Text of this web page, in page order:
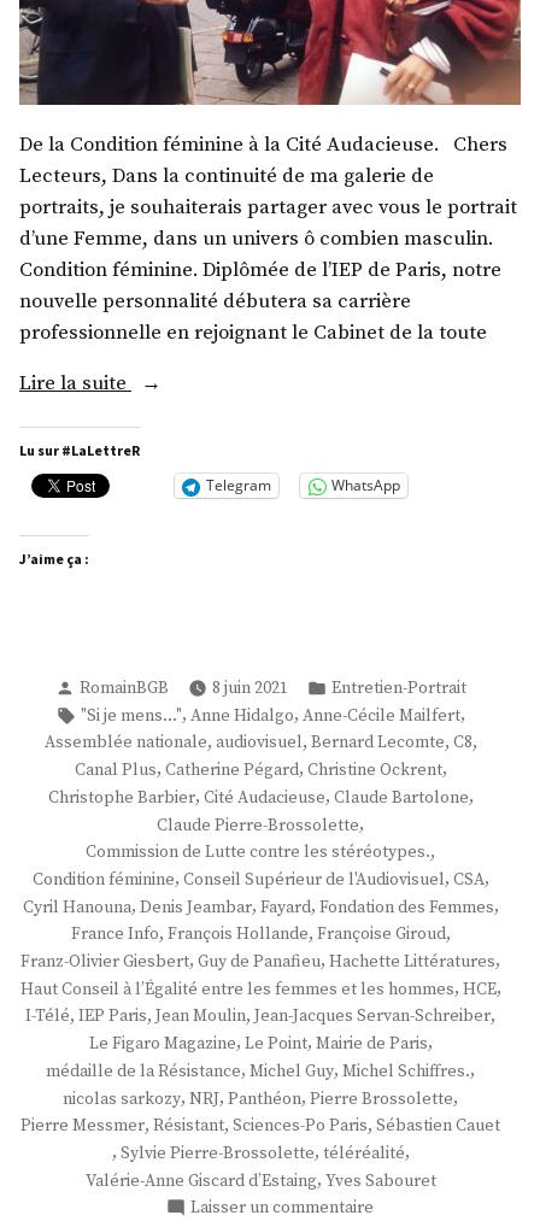
De la Condition féminine à la Cité Audacieuse. Chers
Lecteurs, Dans la continuité de ma galerie de
portraits, je souhaiterais partager avec vous le portrait
d’une Femme, dans un univers ô combien masculin.
Condition féminine. Diplômée de l’IEP de Paris, notre
nouvelle personnalité débutera sa carrière
professionnelle en rejoignant le Cabinet de la toute
Lire la suite « Mme
Pierre-
Brossolette »
Lu sur #LaLettreR
Telegram WhatsApp
J’aime ça :
Publié
par
RomainBGB 8 juin 2021
Publié
dans
Entretien-Portrait
Étiquettes :
"Si je mens...", Anne Hidalgo, Anne-Cécile Mailfert,
Assemblée nationale, audiovisuel, Bernard Lecomte, C8,
Canal Plus, Catherine Pégard, Christine Ockrent,
Christophe Barbier, Cité Audacieuse, Claude Bartolone,
Claude Pierre-Brossolette,
Commission de Lutte contre les stéréotypes.,
Condition féminine, Conseil Supérieur de l'Audiovisuel, CSA,
Cyril Hanouna, Denis Jeambar, Fayard, Fondation des Femmes,
France Info, François Hollande, Françoise Giroud,
Franz-Olivier Giesbert, Guy de Panafieu, Hachette Littératures,
Haut Conseil à l’Égalité entre les femmes et les hommes, HCE,
I-Télé, IEP Paris, Jean Moulin, Jean-Jacques Servan-Schreiber,
Le Figaro Magazine, Le Point, Mairie de Paris,
médaille de la Résistance, Michel Guy, Michel Schiffres.,
nicolas sarkozy, NRJ, Panthéon, Pierre Brossolette,
Pierre Messmer, Résistant, Sciences-Po Paris, Sébastien Cauet
, Sylvie Pierre-Brossolette, téléréalité,
Valérie-Anne Giscard d’Estaing, Yves Sabouret
Laisser un commentaire